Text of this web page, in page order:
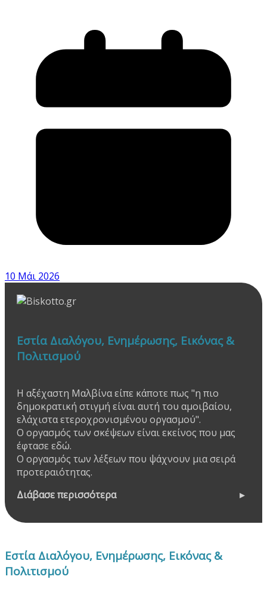
10 Μάι 2026
Εστία Διαλόγου, Ενημέρωσης, Εικόνας &
Πολιτισμού
Η αξέχαστη Μαλβίνα είπε κάποτε πως "η πιο
δημοκρατική στιγμή είναι αυτή του αμοιβαίου,
ελάχιστα ετεροχρονισμένου οργασμού".
Ο οργασμός των σκέψεων είναι εκείνος που μας
έφτασε εδώ.
Ο οργασμός των λέξεων που ψάχνουν μια σειρά
προτεραιότητας.
Διάβασε περισσότερα
Εστία Διαλόγου, Ενημέρωσης, Εικόνας &
Πολιτισμού